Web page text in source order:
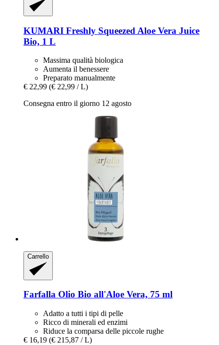
KUMARI Freshly Squeezed Aloe Vera Juice
Bio, 1 L
Massima qualità biologica
Aumenta il benessere
Preparato manualmente
€ 22,99 (€ 22,99 / L)
Consegna entro il giorno 12 agosto
Carrello
Farfalla Olio Bio all'Aloe Vera, 75 ml
Adatto a tutti i tipi di pelle
Ricco di minerali ed enzimi
Riduce la comparsa delle piccole rughe
€ 16,19 (€ 215,87 / L)